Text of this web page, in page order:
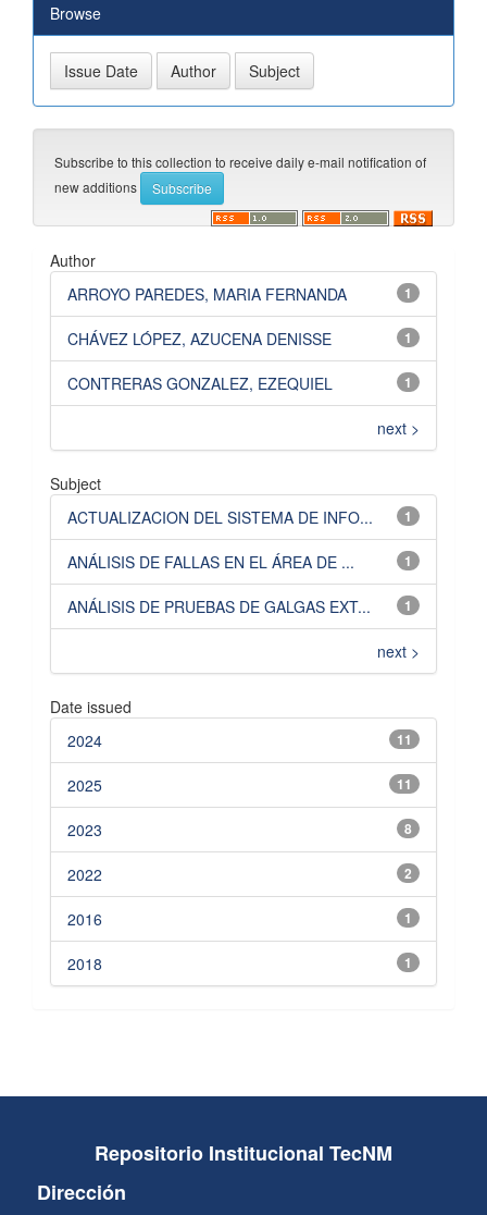
Browse
Subscribe to this collection to receive daily e-mail notification of
new additions
Author
1
ARROYO PAREDES, MARIA FERNANDA
1
CHÁVEZ LÓPEZ, AZUCENA DENISSE
1
CONTRERAS GONZALEZ, EZEQUIEL
next >
Subject
1
ACTUALIZACION DEL SISTEMA DE INFO...
1
ANÁLISIS DE FALLAS EN EL ÁREA DE ...
1
ANÁLISIS DE PRUEBAS DE GALGAS EXT...
next >
Date issued
11
2024
11
2025
8
2023
2
2022
1
2016
1
2018
Repositorio Institucional TecNM
Dirección